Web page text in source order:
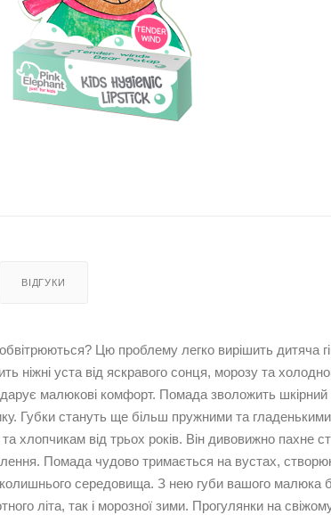
ВІДГУКИ
Цю проблему легко вирішить дитяча
ніжні уста від яскравого сонця, морозу та
малюкові комфорт. Помада зволожить шкірний
Губки стануть ще більш пружними та
хлопчикам від трьох років. Він дивовижно пахне
Помада чудово тримається на вустах,
середовища. З нею губи вашого малюка
літа, так і морозної зими. Прогулянки на свіжому